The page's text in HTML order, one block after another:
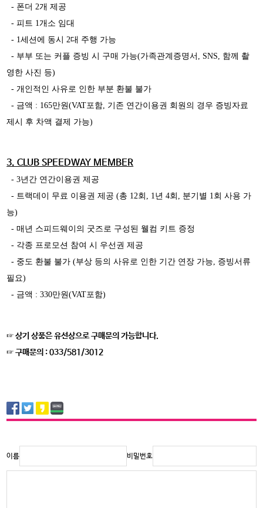
- 폰더 2개 제공
- 피트 1개소 임대
- 1세션에 동시 2대 주행 가능
- 부부 또는 커플 증빙 시 구매 가능(가족관계증명서, SNS, 함께 촬
영한 사진 등)
- 개인적인 사유로 인한 부분 환불 불가
- 금액 : 165만원(VAT포함, 기존 연간이용권 회원의 경우 증빙자료
제시 후 차액 결제 가능)
3. CLUB SPEEDWAY MEMBER
- 3년간 연간이용권 제공
- 트랙데이 무료 이용권 제공 (총 12회, 1년 4회, 분기별 1회 사용 가
능)
- 매년 스피드웨이의 굿즈로 구성된 웰컴 키트 증정
- 각종 프로모션 참여 시 우선권 제공
- 중도 환불 불가 (부상 등의 사유로 인한 기간 연장 가능, 증빙서류
필요)
- 금액 : 330만원(VAT포함)
☞ 상기 상품은 유선상으로 구매문의 가능합니다.
☞ 구매문의 : 033/581/3012
이름 비밀번호